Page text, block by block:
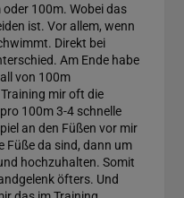
100m. Wobei das
ist. Vor allem, wenn
Direkt bei
Am Ende habe
von 100m
mir oft die
100m 3-4 schnelle
an den Füßen vor mir
Füße da sind, dann um
hochzuhalten. Somit
öfters. Und